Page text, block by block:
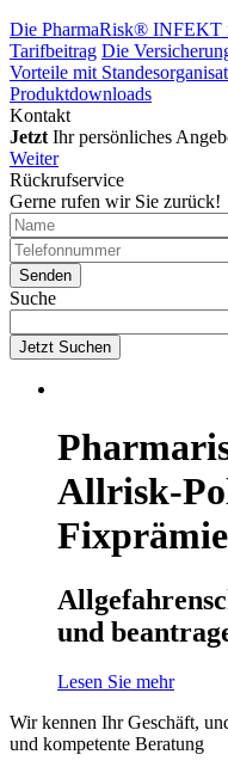
Die PharmaRisk® INFEKT
Tarifbeitrag Die
Vorteile mit
Produktdownloads
Kontakt
Jetzt Ihr persönliches
Weiter
Rückrufservice
Gerne rufen wir Sie zurück!
Suche
Jetzt Suchen
Allrisk-
und
Lesen Sie mehr
Wir kennen Ihr Geschäft,
und kompetente Beratung